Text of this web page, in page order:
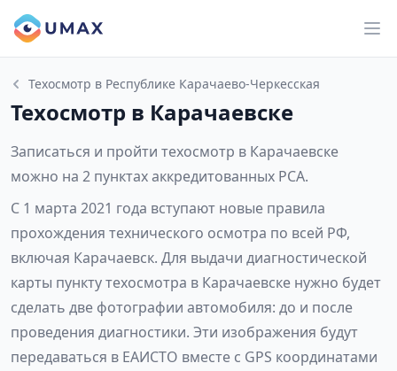
Техосмотр в Республике Карачаево-Черкесская
Техосмотр в Карачаевске
Записаться и пройти техосмотр в Карачаевске
можно на 2 пунктах аккредитованных РСА.
С 1 марта 2021 года вступают новые правила
прохождения технического осмотра по всей РФ,
включая Карачаевск. Для выдачи диагностической
карты пункту техосмотра в Карачаевске нужно будет
сделать две фотографии автомобиля: до и после
проведения диагностики. Эти изображения будут
передаваться в ЕАИСТО вместе с GPS координатами